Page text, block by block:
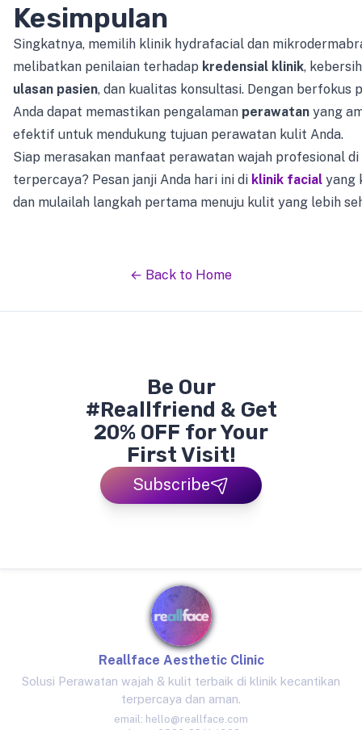
Kesimpulan
Singkatnya, memilih klinik hydrafacial dan
melibatkan penilaian terhadap kredensial klinik,
ulasan pasien, dan kualitas konsultasi. Dengan berfokus
Anda dapat memastikan pengalaman perawatan yang
efektif untuk mendukung tujuan perawatan kulit Anda.
Siap merasakan manfaat perawatan wajah profesional
terpercaya? Pesan janji Anda hari ini di klinik facial yang
dan mulailah langkah pertama menuju kulit yang lebih
← Back to Home
Be Our
#Reallfriend & Get
20% OFF for Your
First Visit!
Subscribe
Reallface Aesthetic Clinic
Solusi Perawatan wajah & kulit terbaik di klinik kecantikan
terpercaya dan aman.
email: hello@reallface.com